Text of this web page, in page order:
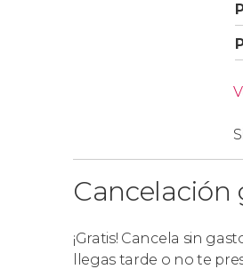
Cancelación
¡Gratis! Cancela sin
llegas tarde o no te